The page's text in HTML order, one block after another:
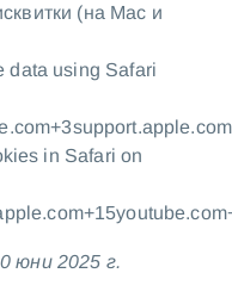
(на Mac и
data using Safari
in Safari on
юни 2025 г.